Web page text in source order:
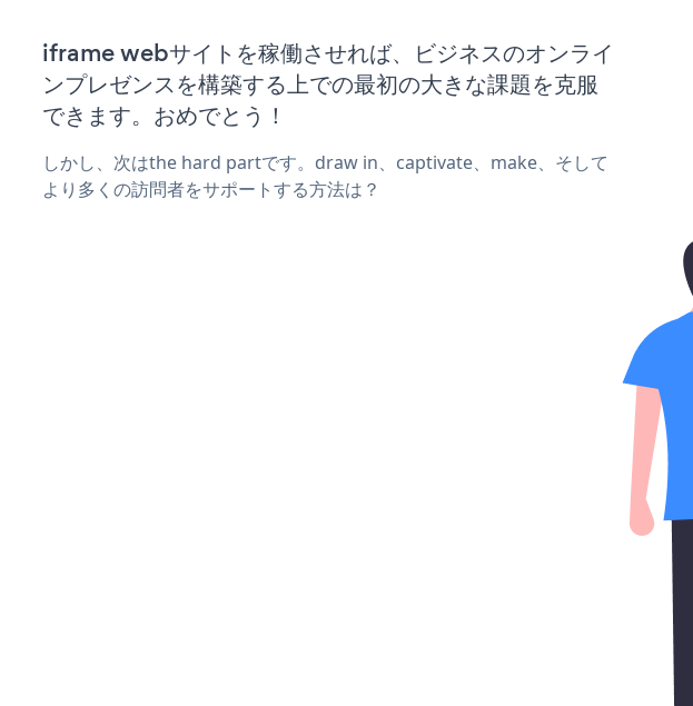
iframe webサイトを稼働させれば、ビジネスのオンライ
ンプレゼンスを構築する上での最初の大きな課題を克服
できます。おめでとう！
しかし、次はthe hard partです。draw in、captivate、make、そして
より多くの訪問者をサポートする方法は？